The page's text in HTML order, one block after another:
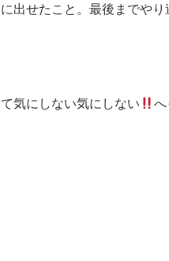
出せたこと。最後までや
気にしない気にしない へ